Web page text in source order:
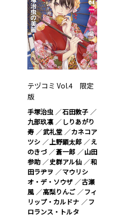
テヅコミ Vol.4 限定
版
手塚治虫
石田敦子
九部玖凛
しりあがり
寿
武礼堂
カネコア
ツシ
上野顕太郎
え
のきづ
蒼一郎
山田
参助
史群アル仙
和
田ラヂヲ
マウリシ
オ・デ・ソウザ
古瀬
風
高梨りんご
フィ
リップ・カルドナ
フ
ロランス・トルタ